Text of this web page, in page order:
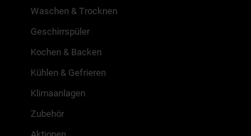
Waschen & Trocknen
Geschirrspüler
Kochen & Backen
Kühlen & Gefrieren
Klimaanlagen
Zubehör